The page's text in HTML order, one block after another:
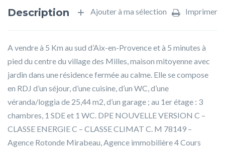
Description Imprimer
Ajouter à ma sélection
A vendre à 5 Km au sud d’Aix-en-Provence et à 5 minutes à
pied du centre du village des Milles, maison mitoyenne avec
jardin dans une résidence fermée au calme. Elle se compose
en RDJ d’un séjour, d’une cuisine, d’un WC, d’une
véranda/loggia de 25,44 m2, d’un garage ; au 1er étage : 3
chambres, 1 SDE et 1 WC. DPE NOUVELLE VERSION C –
CLASSE ENERGIE C – CLASSE CLIMAT C. M 78149 –
Agence Rotonde Mirabeau, Agence immobilière 4 Cours